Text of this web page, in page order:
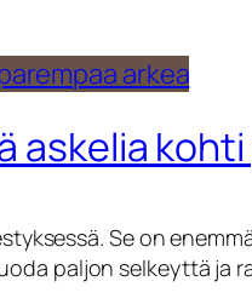
askelia
Se on
paljon selkeyttä ja